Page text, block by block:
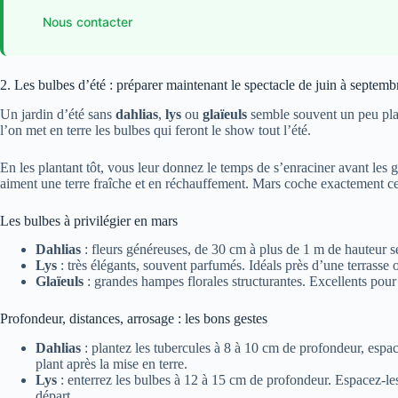
Nous contacter
2. Les bulbes d’été : préparer maintenant le spectacle de juin à
Un jardin d’été sans dahlias, lys ou glaïeuls semble souvent un peu
l’on met en terre les bulbes qui feront le show tout l’été.
En les plantant tôt, vous leur donnez le temps de s’enraciner avant les
aiment une terre fraîche et en réchauffement. Mars coche exactement
Les bulbes à privilégier en mars
Dahlias : fleurs généreuses, de 30 cm à plus de 1 m de hauteur
Lys : très élégants, souvent parfumés. Idéals près d’une terrasse
Glaïeuls : grandes hampes florales structurantes. Excellents
Profondeur, distances, arrosage : les bons gestes
Dahlias : plantez les tubercules à 8 à 10 cm de profondeur,
plant après la mise en terre.
Lys : enterrez les bulbes à 12 à 15 cm de profondeur. Espacez-